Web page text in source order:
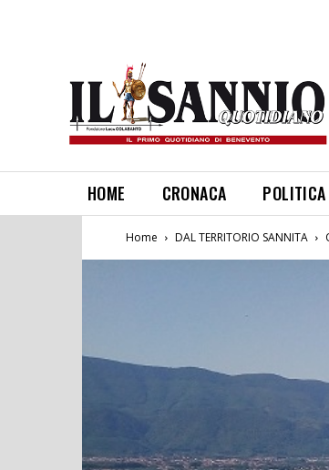
HOME CRONACA POLITICA
Home DAL TERRITORIO SANNITA